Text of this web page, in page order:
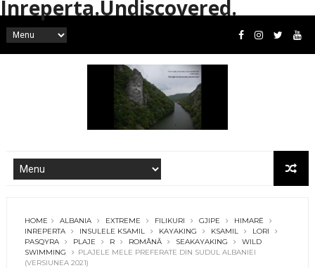
Inreperta.Undiscovered.
HOME ALBANIA EXTREME FILIKURI GJIPE
HIMARË
INREPERTA
INSULELE KSAMIL KAYAKING KSAMIL
LORI
PASQYRA
PLAJE R ROMÂNĂ SEAKAYAKING
WILD
SWIMMING
PLAJELE MELE PREFERATE DIN SUDUL ALBANIEI
(VERSIUNEA 2021)